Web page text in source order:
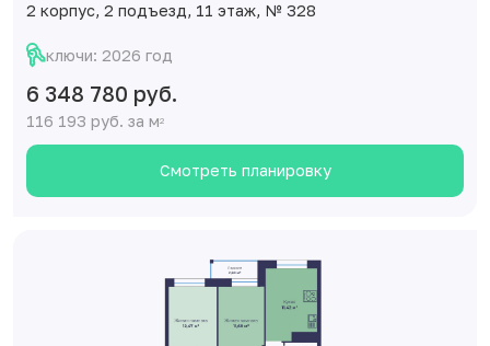
2 корпус, 2 подъезд, 11 этаж, № 328
ключи: 2026 год
6 348 780 руб.
116 193 руб. за м2
Смотреть планировку